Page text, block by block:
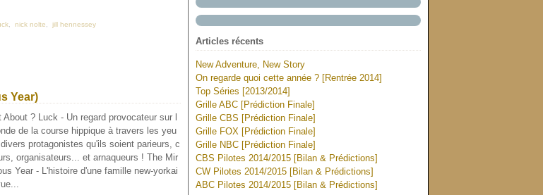
nick nolte jill hennessey
Year)
About ? Luck - Un regard provocateur sur l
de la course hippique à travers les yeu
protagonistes qu'ils soient parieurs, c
organisateurs... et arnaqueurs ! The Mir
Year - L'histoire d'une famille new-yorkai
Articles récents
New Adventure, New Story
On regarde quoi cette année ? [Rentrée 2014]
Top Séries [2013/2014]
Grille ABC [Prédiction Finale]
Grille CBS [Prédiction Finale]
Grille FOX [Prédiction Finale]
Grille NBC [Prédiction Finale]
CBS Pilotes 2014/2015 [Bilan & Prédictions]
CW Pilotes 2014/2015 [Bilan & Prédictions]
ABC Pilotes 2014/2015 [Bilan & Prédictions]